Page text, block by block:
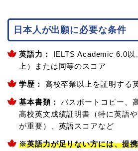
日本人が出願に必要な条件
英語力：
IELTS Academic 6.0以
上）または同等のスコア
学歴： 高校卒業以上を証明する
基本書類：
パスポートコピー、
高校英文成績証明書（特に英語
が重要）、英語スコアなど
※英語力が足りない方には、提